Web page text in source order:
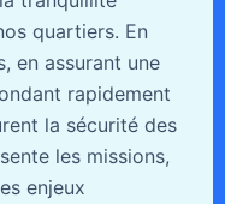
quartiers. En
en assurant une
rapidement
la sécurité des
les missions,
enjeux